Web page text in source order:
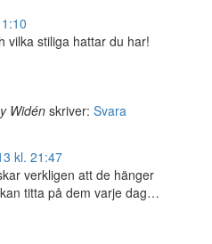
vilka stiliga hattar du har!
Widénskriver: Svara
kl. 21:47
verkligen att de hänger
titta på dem varje dag…